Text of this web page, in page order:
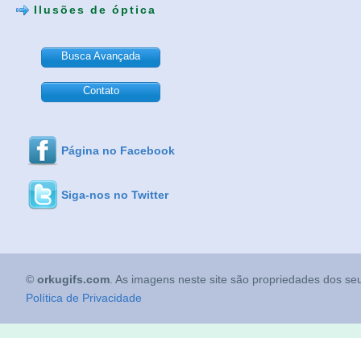
Ilusões de óptica
Busca Avançada
Contato
Página no Facebook
Siga-nos no Twitter
© orkugifs.com . As imagens neste site são propriedades dos
Política de Privacidade